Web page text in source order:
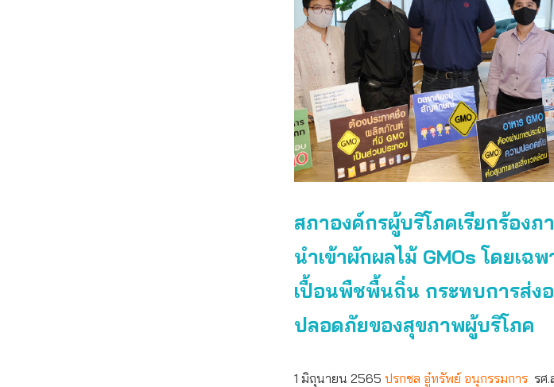
สภาองค์กรผู้บริโภคเรียกร้อง
นำเข้าผักผลไม้ GMOs โดยเ
เปื้อนพืชพื้นถิ่น กระทบการส่ง
ปลอดภัยของสุขภาพผู้บริโภค
1 มิถุนายน 2565 ปรกชล อู๋ทรัพย์ อนุกรรมการ รศ